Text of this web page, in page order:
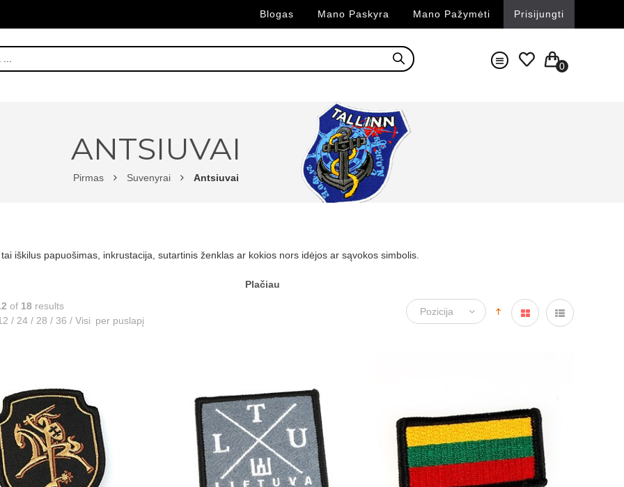
Blogas Mano Paskyra Mano Pažymėti Prisijungti
0
ANTSIUVAI
Pirmas Suvenyrai Antsiuvai
iškilus papuošimas, inkrustacija, sutartinis ženklas ar kokios nors idėjos ar sąvokos simbolis.
Plačiau
of 18 results
/ 24 / 28 / 36 / Visi per puslapį